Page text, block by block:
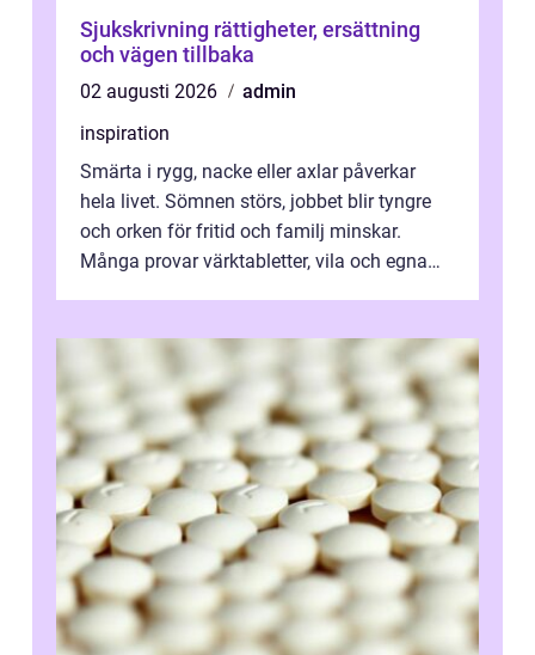
Sjukskrivning rättigheter, ersättning
och vägen tillbaka
02 augusti 2026
admin
inspiration
Smärta i rygg, nacke eller axlar påverkar
hela livet. Sömnen störs, jobbet blir tyngre
och orken för fritid och familj minskar.
Många provar värktabletter, vila och egna